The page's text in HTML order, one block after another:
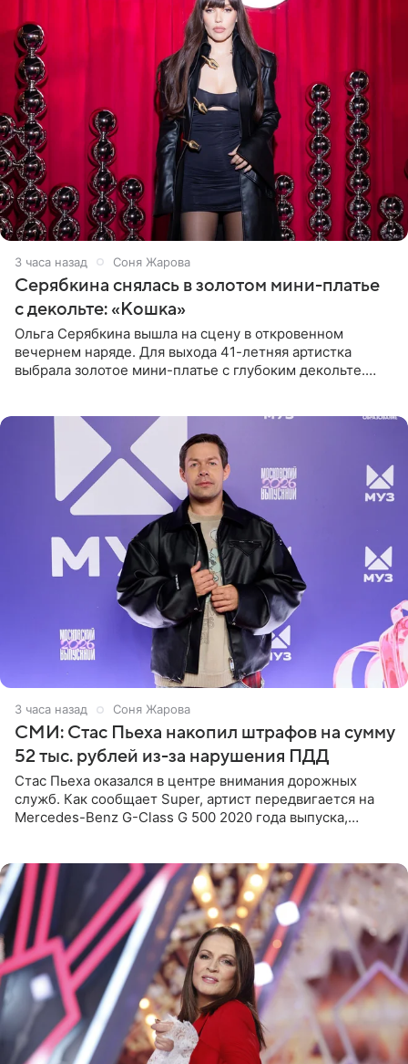
3 часа назад Соня Жарова
Серябкина снялась в золотом мини-платье
с декольте: «Кошка»
Ольга Серябкина вышла на сцену в откровенном
вечернем наряде. Для выхода 41-летняя артистка
выбрала золотое мини-платье с глубоким декольте.
3 часа назад Соня Жарова
СМИ: Стас Пьеха накопил штрафов на сумму
52 тыс. рублей из-за нарушения ПДД
Стас Пьеха оказался в центре внимания дорожных
служб. Как сообщает Super, артист передвигается на
Mercedes-Benz G-Class G 500 2020 года выпуска,